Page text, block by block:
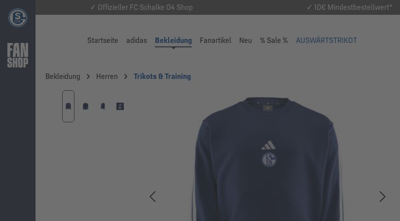
✓ Offizieller FC Schalke 04 Shop ✓ 10€ Mindestbestellwert*
Startseite adidas Bekleidung Fanartikel Neu % Sale % AUSWÄRTSTRIKOT
Bekleidung Herren Trikots & Training
Bildergalerie überspringen